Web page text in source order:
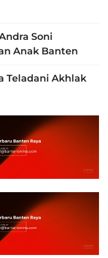
Soni
Anak Banten
Teladani Akhlak